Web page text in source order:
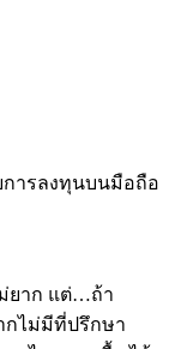
ยาก แต่…ถ้า
กไม่มีที่ปรึกษา